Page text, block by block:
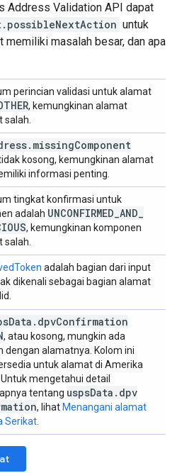
Address Validation API dapat
untuk
memiliki masalah besar, dan apa
perincian validasi untuk alamat
, kemungkinan alamat
salah.
. missingComponent
kosong, kemungkinan alamat
informasi penting.
tingkat konfirmasi untuk
adalah UNCONFIRMED AND
, kemungkinan komponen
salah.
adalah bagian dari input
dikenali sebagai bagian alamat
Data . dpvConfirmation
, atau kosong, mungkin ada
dengan alamatnya. Kolom ini
untuk alamat di Amerika
mengetahui detail
tentang uspsData . dpv
, lihat Menangani alamat
Serikat